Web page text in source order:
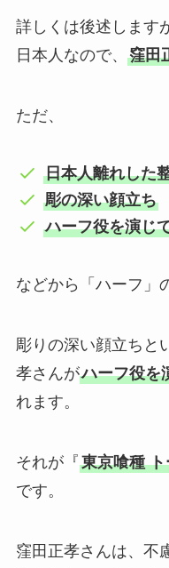
詳しくは後述します
日本人なので、 窪田
ただ、
日本人離れした
彫の深い顔立ち
ハーフ役を演じ
などから「ハーフ」
彫りの深い顔立ちと
孝さんがハーフ役を
れます。
それが『東京喰種
です。
窪田正孝さんは、不